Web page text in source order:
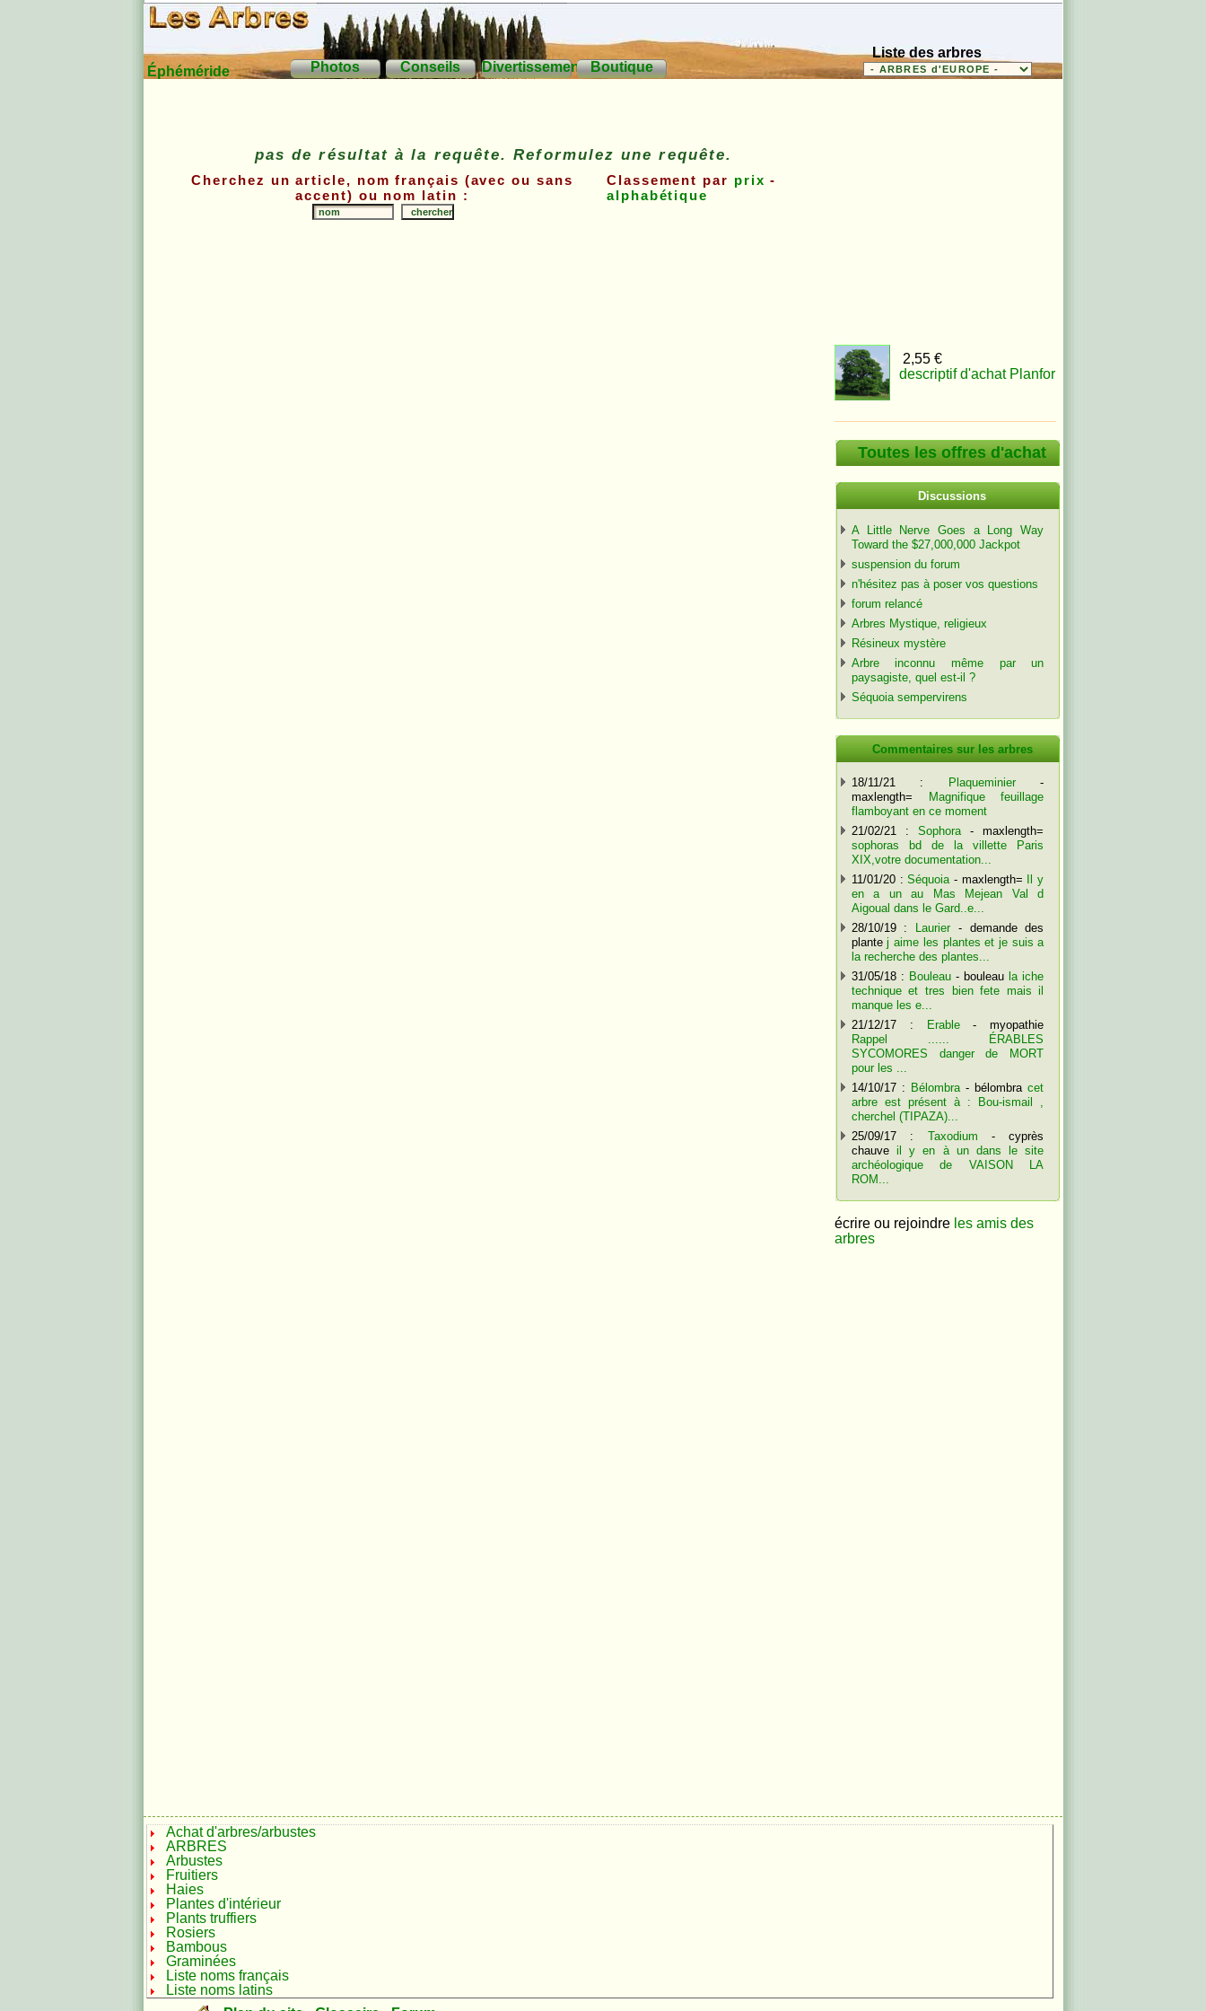
Éphéméride Photos Conseils DivertissementsBoutique
Liste des arbres
pas de résultat à la requête. Reformulez une requête.
Cherchez un article, nom français (avec ou sans
accent) ou nom latin :
Classement par prix -
alphabétique
2,55 €
descriptif d'achat Planfor
Toutes les offres d'achat
Discussions
A Little Nerve Goes a Long Way
Toward the $27,000,000 Jackpot
suspension du forum
n'hésitez pas à poser vos questions
forum relancé
Arbres Mystique, religieux
Résineux mystère
Arbre inconnu même par un
paysagiste, quel est-il ?
Séquoia sempervirens
Commentaires sur les arbres
18/11/21 : Plaqueminier-
maxlength=
Magnifique feuillage
flamboyant en ce moment
21/02/21 : Sophora- maxlength=
sophoras bd de la villette Paris
XIX,votre documentation...
11/01/20 :Séquoia- maxlength=
Il y
en a un au Mas Mejean Val d
Aigoual dans le Gard..e...
28/10/19 :
Laurier- demande des
plantej aime les plantes et je suis a
la recherche des plantes...
31/05/18 : Bouleau- bouleau la iche
technique et tres bien fete mais il
manque les e...
21/12/17 :
Erable- myopathie
Rappel ...... ÉRABLES
SYCOMORES danger de MORT
pour les ...
14/10/17 : Bélombra- bélombracet
arbre est présent à : Bou-ismail ,
cherchel (TIPAZA)...
25/09/17 : Taxodium - cyprès
chauve il y en à un dans le site
archéologique de VAISON LA
ROM...
écrire ou rejoindre les amis des
arbres
Achat d'arbres/arbustes
ARBRES
Arbustes
Fruitiers
Haies
Plantes d'intérieur
Plants truffiers
Rosiers
Bambous
Graminées
Liste noms français
Liste noms latins